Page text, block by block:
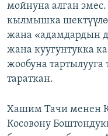
мойнуна алган
кылмышка
жана «адамдардын
жана куугунтукка
жообуна
тараткан.
Хашим Тачи менен
Косовону